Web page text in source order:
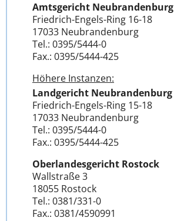
Amtsgericht Neubrandenburg
Friedrich-Engels-Ring 16-18
17033 Neubrandenburg
Tel.: 0395/5444-0
Fax.: 0395/5444-425
Höhere Instanzen:
Landgericht Neubrandenburg
Friedrich-Engels-Ring 15-18
17033 Neubrandenburg
Tel.: 0395/5444-0
Fax.: 0395/5444-425
Oberlandesgericht Rostock
Wallstraße 3
18055 Rostock
Tel.: 0381/331-0
Fax.: 0381/4590991